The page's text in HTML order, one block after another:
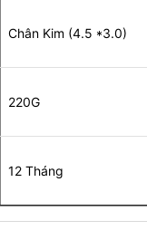
Chân Kim (4.5 *3.0)
220G
12 Tháng